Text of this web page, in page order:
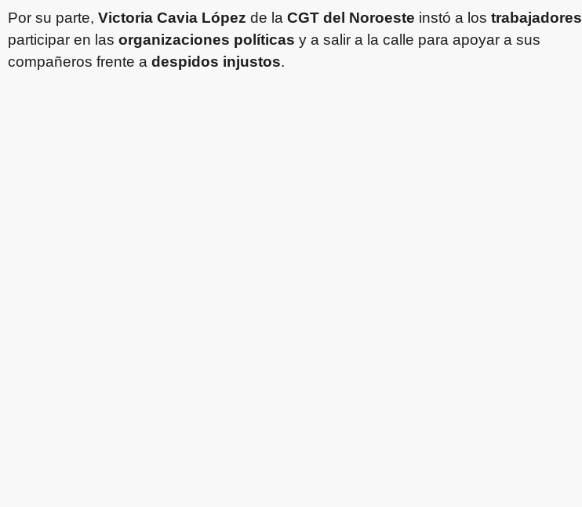
Por su parte, Victoria Cavia López de la CGT del Noroeste instó a los trabajadores
participar en las organizaciones políticas y a salir a la calle para apoyar a sus
compañeros frente a despidos injustos.